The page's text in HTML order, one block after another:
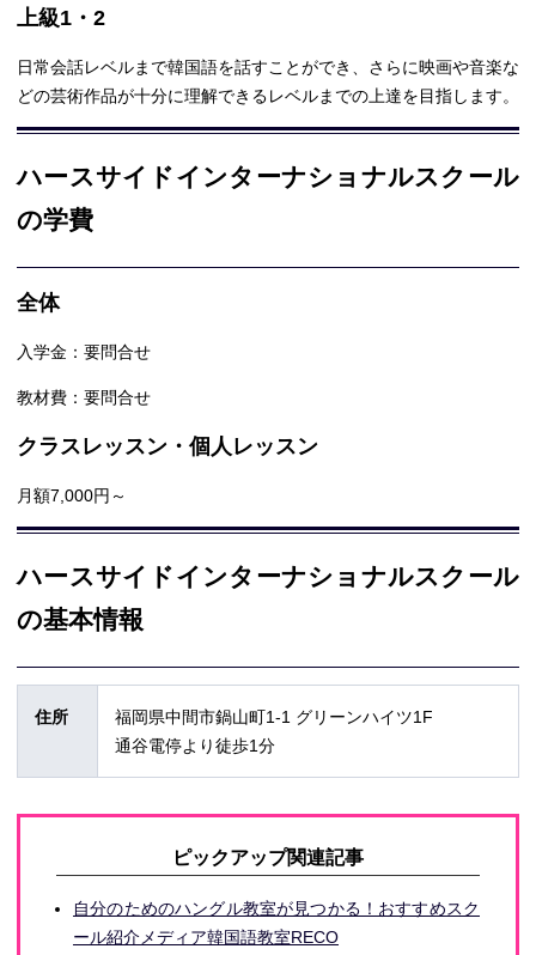
上級1・2
日常会話レベルまで韓国語を話すことができ、さらに映画や音楽な
どの芸術作品が十分に理解できるレベルまでの上達を目指します。
ハースサイドインターナショナルスクール
の学費
全体
入学金：要問合せ
教材費：要問合せ
クラスレッスン・個人レッスン
月額7,000円～
ハースサイドインターナショナルスクール
の基本情報
住所
福岡県中間市鍋山町1-1 グリーンハイツ1F
通谷電停より徒歩1分
ピックアップ関連記事
自分のためのハングル教室が見つかる！おすすめスク
ール紹介メディア韓国語教室RECO